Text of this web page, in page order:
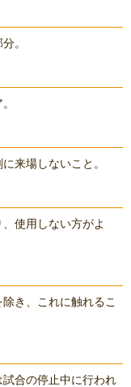
。
来場しないこと。
使用しない方がよ
き、これに触れるこ
合の停止中に行われ